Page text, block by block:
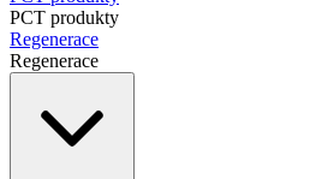
PCT produkty
Regenerace
Regenerace